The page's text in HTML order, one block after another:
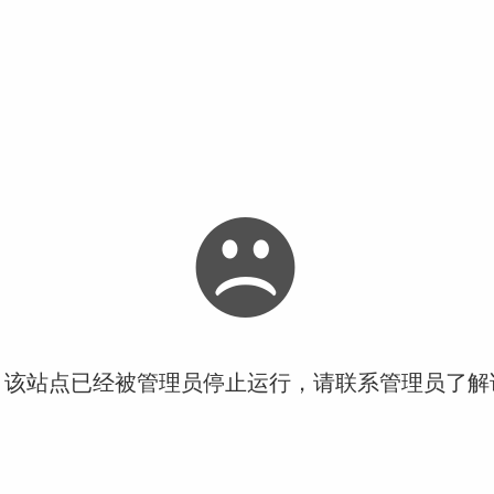
站点已经被管理员停止运行，请联系管理员了